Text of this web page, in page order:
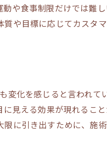
る
や食事制限だけでは難
や目標に応じてカスタ
変化を感じると言われて
見える効果が現れるこ
に引き出すために、施